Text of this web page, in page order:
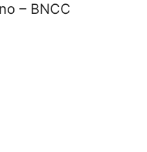
– BNCC